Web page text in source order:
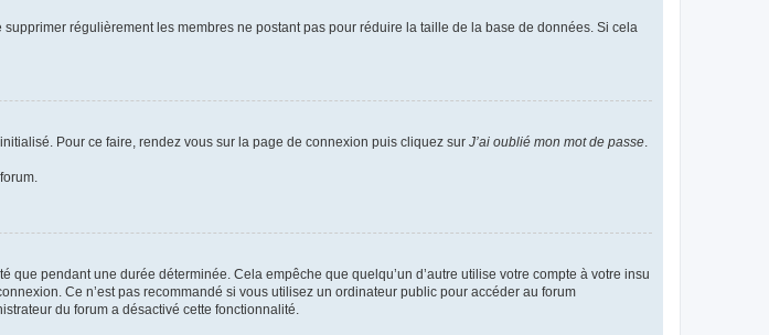
régulièrement les membres ne postant pas pour réduire la taille de la base de données. Si cela
Pour ce faire, rendez vous sur la page de connexion puis cliquez sur J’ai oublié mon mot de passe
que pendant une durée déterminée. Cela empêche que quelqu’un d’autre utilise votre compte à votre insu
Ce n’est pas recommandé si vous utilisez un ordinateur public pour accéder au forum
du forum a désactivé cette fonctionnalité.